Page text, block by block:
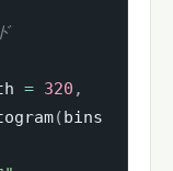
= 320 ,
(